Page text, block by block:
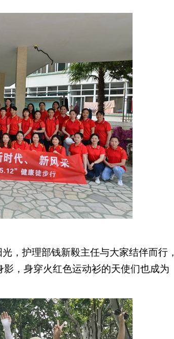
，护理部钱新毅主任与大家结伴而行，
，身穿火红色运动衫的天使们也成为